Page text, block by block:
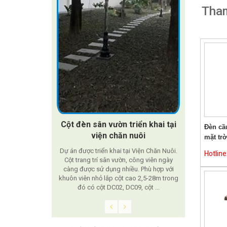
Đèn
mặt
DỰ ÁN LẮP CỘT TRANG TRÍ SÂN
VƯỜN NĂNG LƯỢNG MẶT TRỜI
DỰ ÁN LẮP CỘT TRANG TRÍ SÂN VƯỜN
NĂNG LƯỢNG MẶT TRỜI Dự án lắp cột
và lắp đặt tại thành phố hà tĩnh với nhiều
hạng mục như cột trang trí Nouvo, đèn
Dự án